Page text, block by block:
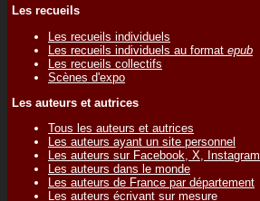
Les recueils
Les recueils individuels
Les recueils individuels au format epub
Les recueils collectifs
Scènes d'expo
Les auteurs et autrices
Tous les auteurs et autrices
Les auteurs ayant un site personnel
Les auteurs sur Facebook, X, Instagram
Les auteurs dans le monde
Les auteurs de France par département
Les auteurs écrivant sur mesure